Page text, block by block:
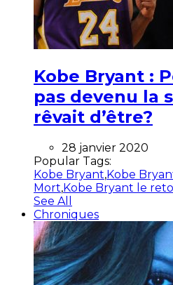
Kobe Bryant :
pas devenu la
rêvait d’être?
28 janvier 2020
Popular Tags:
Kobe Bryant,Kobe
Mort,Kobe Bryant le
See All
Chroniques